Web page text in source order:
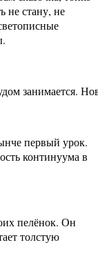
не стану, не
занимается.
первый урок.
континуума в
пелёнок. Он
толстую